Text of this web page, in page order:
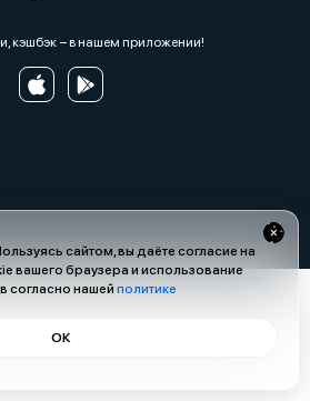
сайтом, вы даёте согласие на
вашего браузера и использование
согласно нашей политике
ОК
кэшбэк − в нашем приложении!